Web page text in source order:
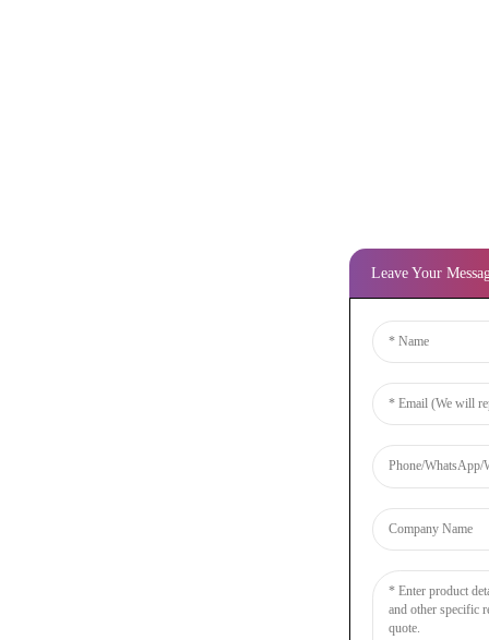
Leave Your